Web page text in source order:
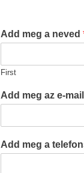
Add meg a neved
First
Add meg az e-
Add meg a